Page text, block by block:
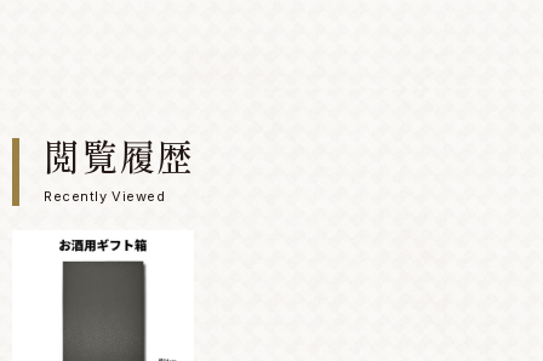
閲覧履歴
Recently Viewed